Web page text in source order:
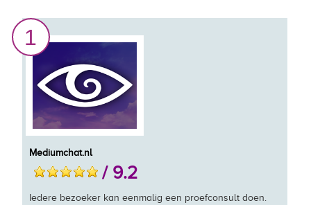
1
Mediumchat.nl
/ 9.2
Iedere bezoeker kan eenmalig een proefconsult doen.